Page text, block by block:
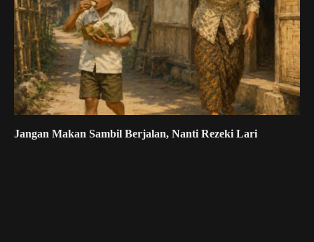
Jangan Makan Sambil Berjalan, Nanti Rezeki Lari